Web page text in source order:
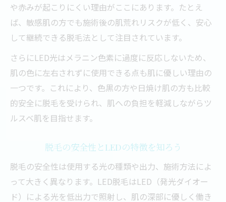
や赤みが起こりにくい理由がここにあります。たとえ
ば、敏感肌の方でも施術後の肌荒れリスクが低く、安心
して継続できる脱毛法として注目されています。
さらにLED光はメラニン色素に過度に反応しないため、
肌の色に左右されずに使用できる点も肌に優しい理由の
一つです。これにより、色黒の方や日焼け肌の方も比較
的安全に脱毛を受けられ、肌への負担を軽減しながらツ
ルスベ肌を目指せます。
脱毛の安全性とLEDの特徴を知ろう
脱毛の安全性は使用する光の種類や出力、施術方法によ
って大きく異なります。LED脱毛はLED（発光ダイオー
ド）による光を低出力で照射し、肌の深部に優しく働き